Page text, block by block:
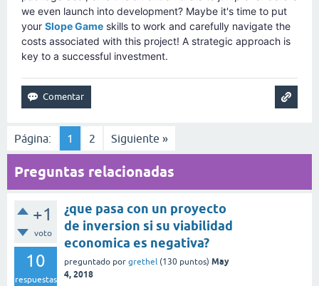
we even launch into development? Maybe it's time to put
your Slope Game skills to work and carefully navigate the
costs associated with this project! A strategic approach is
key to a successful investment.
Página: 1 2 Siguiente »
Preguntas relacionadas
+1
voto
10
respuestas
¿que pasa con un proyecto
de inversion si su viabilidad
economica es negativa?
preguntado por grethel (130 puntos) May
4, 2018